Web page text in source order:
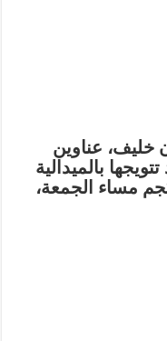
خليف، عناوين
بالميدالية
في الملاكمة وزن 66 كجم مساء الجمعة،